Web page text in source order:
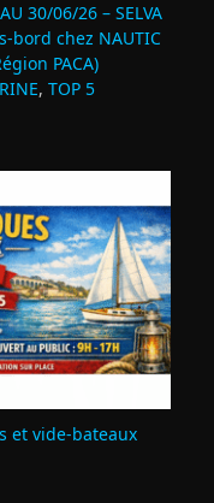
30/06/26 – SELVA
bord chez NAUTIC
PACA)
, TOP 5
et vide‑bateaux